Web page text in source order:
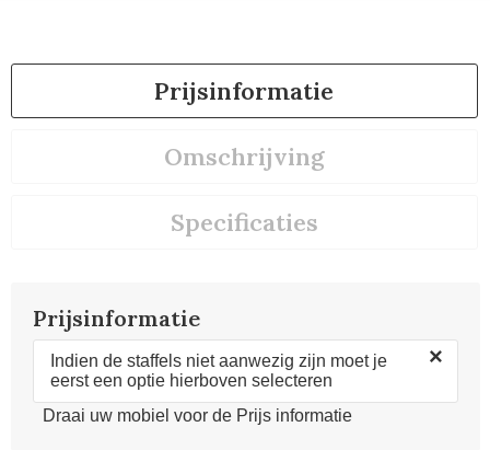
Prijsinformatie
Omschrijving
Specificaties
Prijsinformatie
Indien de staffels niet aanwezig zijn moet je
eerst een optie hierboven selecteren
×
Draai uw mobiel voor de Prijs informatie